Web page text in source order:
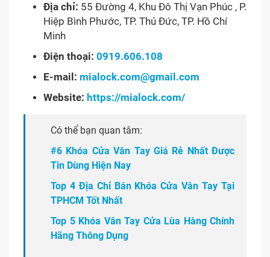
Địa chỉ: 55 Đường 4, Khu Đô Thị Vạn Phúc , P.
Hiệp Bình Phước, TP. Thủ Đức, TP. Hồ Chí
Minh
Điện thoại: 0919.606.108
E-mail: mialock.com@gmail.com
Website: https://mialock.com/
Có thể bạn quan tâm:
#6 Khóa Cửa Vân Tay Giá Rẻ Nhất Được
Tin Dùng Hiện Nay
Top 4 Địa Chỉ Bán Khóa Cửa Vân Tay Tại
TPHCM Tốt Nhất
Top 5 Khóa Vân Tay Cửa Lùa Hàng Chính
Hãng Thông Dụng